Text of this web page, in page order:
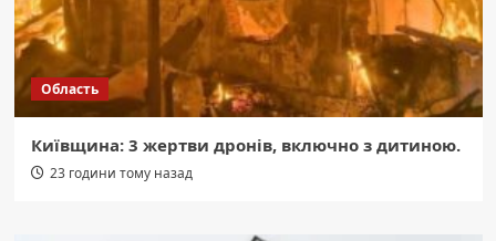
Область
Київщина: 3 жертви дронів, включно з дитиною.
23 години тому назад